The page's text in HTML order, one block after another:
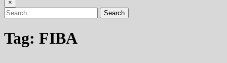
×
Search
for:
Tag: FIBA